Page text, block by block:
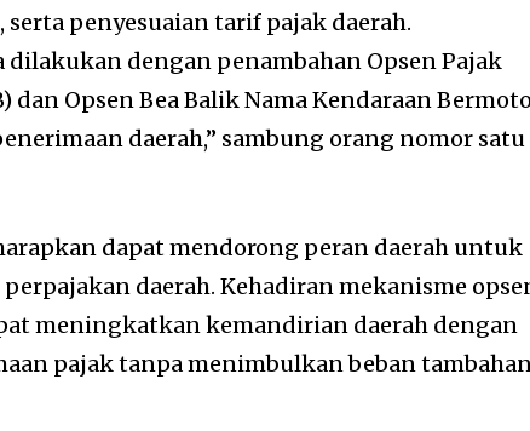
penyesuaian tarif pajak daerah.
dengan penambahan Opsen Pajak
dan Opsen Bea Balik Nama Kendaraan
daerah,” sambung orang nomor
dapat mendorong peran daerah untuk
daerah. Kehadiran mekanisme
meningkatkan kemandirian daerah dengan
pajak tanpa menimbulkan beban